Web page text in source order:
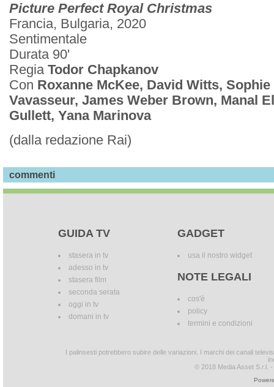
Picture Perfect Royal Christmas
Francia, Bulgaria, 2020
Sentimentale
Durata 90'
Regia Todor Chapkanov
Con Roxanne McKee, David Witts,
Vavasseur, James Weber Brown, Manal
Gullett, Yana Marinova
(dalla redazione Rai)
commenti
GUIDA TV
stasera in tv
adesso in tv
stasera film
seconda serata
oggi in tv
domani in tv
GADGET
usa il nostro widget
NOTE LEGALI
cos'è
policy
termini e condizioni
I palinsesti potrebbero subire delle variazioni. I marchi dei canali
© 2018 Media Asset S.r.l.